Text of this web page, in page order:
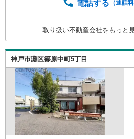
す。 お子様連れでもご安心
ございます。 地域密着の当店
や、1000万円台の中古マンシ
っています。Yahoo！不動産
介できます。
（通話
取り扱い不動産会社をもっと
神戸市灘区篠原中町5丁目